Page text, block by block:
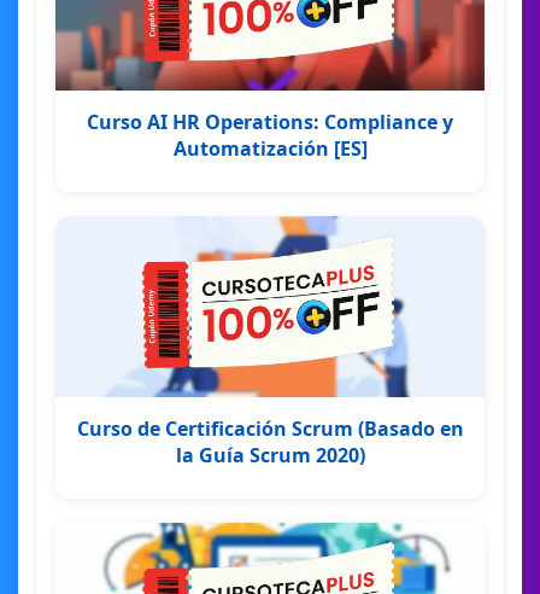
Curso AI HR Operations: Compliance y
Automatización [ES]
Curso de Certificación Scrum (Basado en
la Guía Scrum 2020)